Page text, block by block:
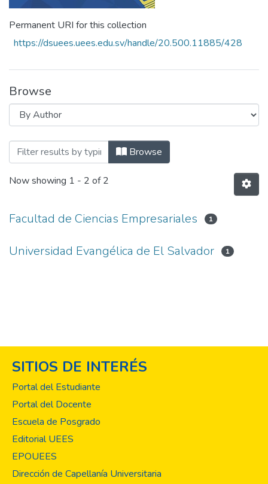
Permanent URI for this collection
https://dsuees.uees.edu.sv/handle/20.500.11885/428
Browse
Browsing Anuario de investigaciones
Browse
Now showing 1 - 2 of 2
Facultad de Ciencias Empresariales 1
Universidad Evangélica de El Salvador 1
SITIOS DE INTERÉS
Portal del Estudiante
Portal del Docente
Escuela de Posgrado
Editorial UEES
EPOUEES
Dirección de Capellanía Universitaria